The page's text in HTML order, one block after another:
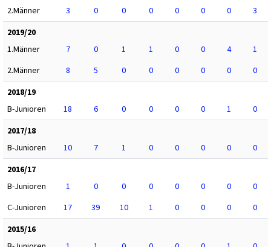
2.Männer
3 0 0 0 0 0 0
3
2019/20
1.Männer
7 0 1 1 0 0 4
1
2.Männer
8 5 0 0 0 0 0
0
2018/19
B-Junioren
18 6 0 0 0 0 1
0
2017/18
B-Junioren
10 7 1 0 0 0 0
0
2016/17
B-Junioren
1 0 0 0 0 0 0
0
C-Junioren
17 39 10 1 0 0 0
0
2015/16